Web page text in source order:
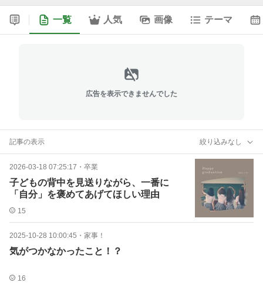
一覧 人気 画像 テーマ
広告を表示できませんでした
記事の表示 絞り込みなし
2026-03-18 07:25:17 ・ 卒業
子どもの背中を見送りながら、一番に
「自分」を褒めてあげてほしい理由
15
2025-10-28 10:00:45 ・ 家事！
気がつかなかったこと！？
16